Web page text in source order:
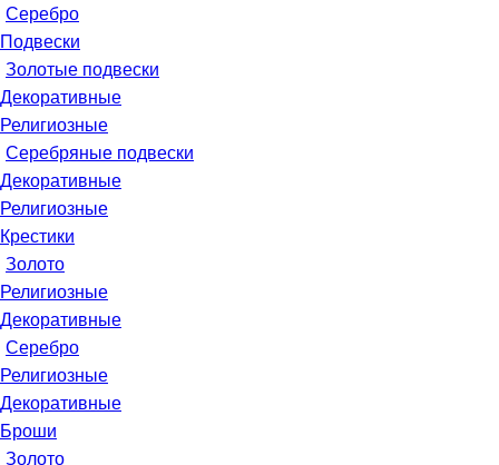
Серебро
Подвески
Золотые подвески
Декоративные
Религиозные
Серебряные подвески
Декоративные
Религиозные
Крестики
Золото
Религиозные
Декоративные
Серебро
Религиозные
Декоративные
Броши
Золото